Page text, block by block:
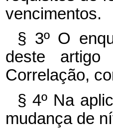
vencimentos.
§ 3º O
deste
Correlação,
§ 4º Na
mudança de